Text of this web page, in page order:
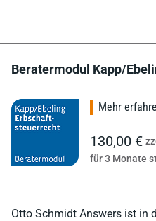
Beratermodul Kapp/
Otto Schmidt Answers ist in
Mehr
130,00 €
für 3 Monate